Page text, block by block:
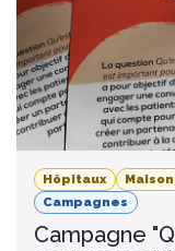
Hôpitaux
Campagnes
Campagne